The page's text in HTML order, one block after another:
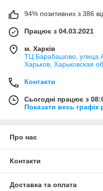
94% позитивних з 386
Працює з 04.03.2021
м. Харків
ТЦ Барабашово, улица
Харьков, Харьковская
Контакти
Сьогодні працює з
Показати весь графік
Про нас
Контакти
Доставка та оплата